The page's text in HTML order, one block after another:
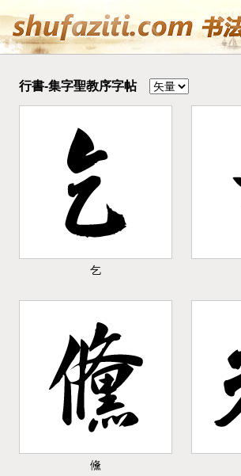
行書-集字聖教序字帖
乞
儵